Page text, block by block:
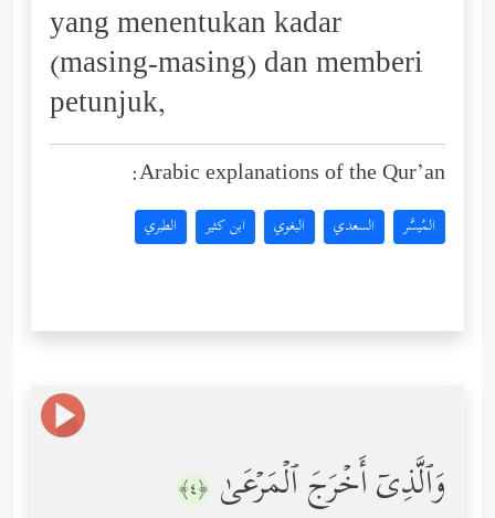
yang menentukan kadar
(masing-masing) dan memberi
petunjuk,
Arabic explanations of the Qur’an:
المُيسَّر السعدي البغوي ابن كثير الطبري
وَٱلَّذِیۤ أَخۡرَجَ ٱلۡمَرۡعَىٰ ﴿٤﴾